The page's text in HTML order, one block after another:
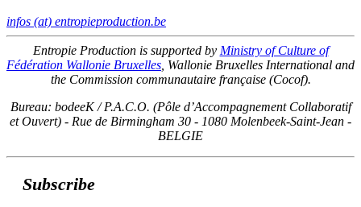
infos (at) entropieproduction.be
Entropie Production is supported by Ministry of Culture of
Fédération Wallonie Bruxelles , Wallonie Bruxelles International and
the Commission communautaire française (Cocof).
Bureau: bodeeK / P.A.C.O. (Pôle d’Accompagnement Collaboratif
et Ouvert) - Rue de Birmingham 30 - 1080 Molenbeek-Saint-Jean -
BELGIE
Subscribe